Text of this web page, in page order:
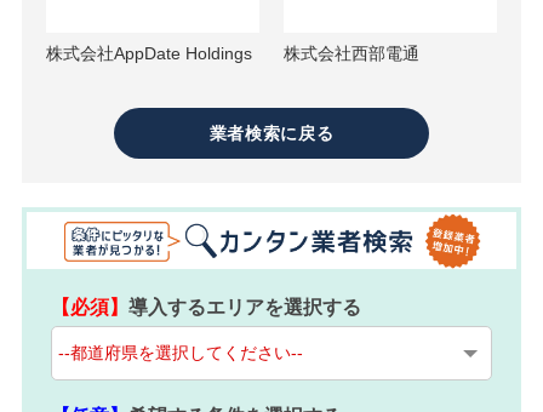
株式会社AppDate Holdings 株式会社西部電通
業者検索に戻る
【必須】導入するエリアを選択する